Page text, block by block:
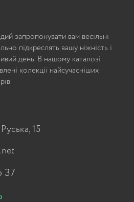
запропонувати вам весільні
підкреслять вашу ніжність і
день. В нашому каталозі
колекції найсучасніших
15
37